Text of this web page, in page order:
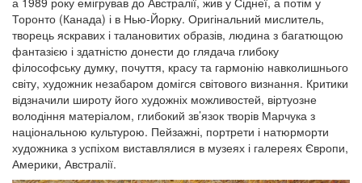
Торонто (Канада) і в Нью-Йорку. Оригінальний мислитель,
творець яскравих і талановитих образів, людина з багатющою
фантазією і здатністю донести до глядача глибоку
філософську думку, почуття, красу та гармонію навколишнього
світу, художник незабаром домігся світового визнання. Критики
відзначили широту його художніх можливостей, віртуозне
володіння матеріалом, глибокий зв’язок творів Марчука з
національною культурою. Пейзажні, портрети і натюрморти
художника з успіхом виставлялися в музеях і галереях Європи,
Америки, Австралії.